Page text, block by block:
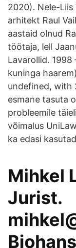
2020). Nele-
arhitekt Raul
aastaid olnud
töötaja, lell
Lavarollid. 1998
kuninga
undefined, with
esmane tasuta
probleemile
võimalus
ka edasi
Mihkel
Jurist.